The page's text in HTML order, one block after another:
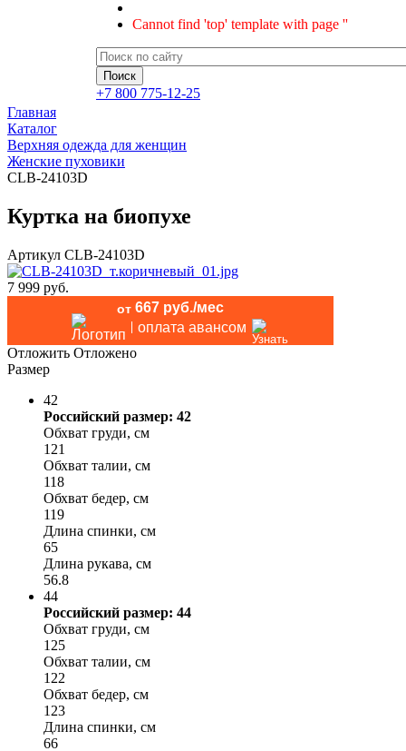
Cannot find 'top' template with page ''
+7 800 775-12-25
Главная
Каталог
Верхняя одежда для женщин
Женские пуховики
CLB-24103D
Куртка на биопухе
Артикул CLB-24103D
7 999 руб.
от 667 руб./мес
оплата авансом
Отложить Отложено
Размер
42
Российский размер: 42
Обхват груди, см
121
Обхват талии, см
118
Обхват бедер, см
119
Длина спинки, см
65
Длина рукава, см
56.8
44
Российский размер: 44
Обхват груди, см
125
Обхват талии, см
122
Обхват бедер, см
123
Длина спинки, см
66